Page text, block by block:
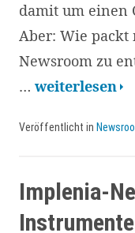
damit um einen
Aber: Wie packt
Newsroom zu
… Der
zum
Newsroom
vom
weiterlesen
Veröffentlicht in
Implenia-